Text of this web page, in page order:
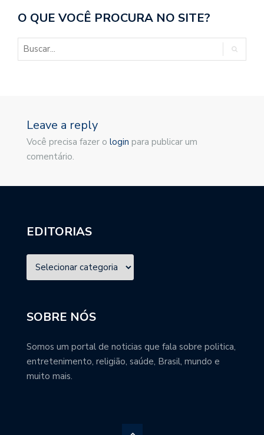
O QUE VOCÊ PROCURA NO SITE?
Leave a reply
Você precisa fazer o login para publicar um
comentário.
EDITORIAS
SOBRE NÓS
Somos um portal de noticias que fala sobre politica,
entretenimento, religião, saúde, Brasil, mundo e
muito mais.